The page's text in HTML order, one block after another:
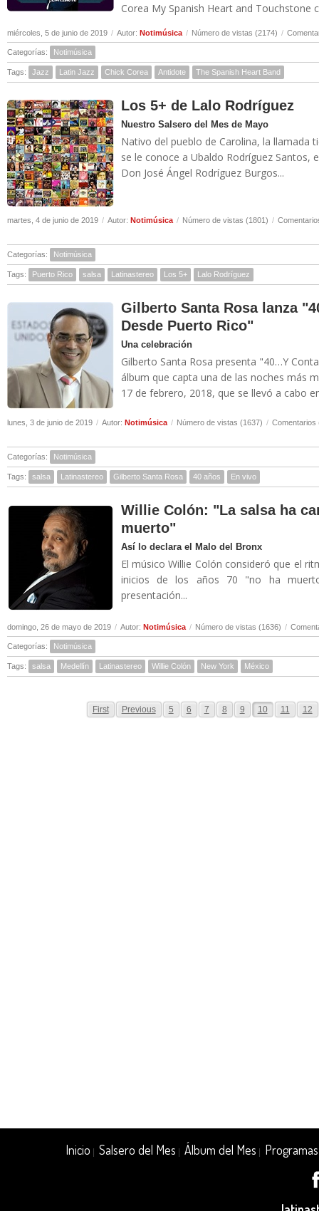
Corea My Spanish Heart and Touchstone
miércoles, 5 de junio de 2019 / Autor: Notimúsica / Número de vistas (2174) /
Categorías: Notimúsica
Tags: Jazz Latin Jazz Chick Corea Antidote The Spanish Heart Band
Los 5+ de Lalo Rodríguez
Nuestro Salsero del Mes de Mayo
Nativo del pueblo de Carolina, la llamada
se le conoce a Ubaldo Rodríguez Santos,
Don José Ángel Rodríguez Burgos...
martes, 4 de junio de 2019 / Autor: Notimúsica / Número de vistas (1801) /
Categorías: Notimúsica
Tags: Puerto Rico salsa Latinastereo Los 5+ Lalo Rodríguez
Gilberto Santa Rosa lanza
Desde Puerto Rico"
Una celebración
Gilberto Santa Rosa presenta "40…Y
álbum que capta una de las noches más
17 de febrero, 2018, que se llevó a cabo
lunes, 3 de junio de 2019 / Autor: Notimúsica / Número de vistas (1637) / Comentarios
Categorías: Notimúsica
Tags: salsa Latinastereo Gilberto Santa Rosa 40 años En vivo
Willie Colón: "La salsa ha
muerto"
Así lo declara el Malo del Bronx
El músico Willie Colón consideró que el
inicios de los años 70 "no ha
presentación...
domingo, 26 de mayo de 2019 / Autor: Notimúsica / Número de vistas (1636) /
Categorías: Notimúsica
Tags: salsa Medellín Latinastereo Willie Colón New York México
First Previous 5 6 7 8 9 10 11 12
Inicio |Salsero del Mes |Álbum del Mes Programas